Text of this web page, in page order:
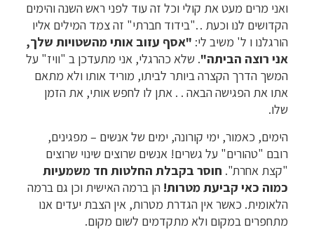
ואני מרים מעט את קולי וכל זה עוד לפני ראש השנה והימים
הקדושים לנו וכעת . ."בידוד חברתי" זה צמד המילים אליו
הורגלנו ו ל' משיב לי: "אסף עזוב אותי מהשטויות שלך,
אני רוצה הביתה". שלא כהרגלי, אני מתעדכן ב "וויז" על
המשך הדרך הקצרה ביותר לביתו, מוריד אותו ולא מתאם
אתו את הפגישה הבאה . . אתן לו לחפש אותי, את הזמן
שלו.
הימים, כאמור, ימי קורונה, ימים של אנשים – מפגינים,
רובם "טהורים" על גשרים! אנשים שרוצים שינוי שרוצים
"קצת אחרת". חוסר בקבלת החלטות חד משמעיות
כמוה כאי קביעת מטרות! הן ברמה האישית וכן גם ברמה
הלאומית. כאשר אין הגדרת מטרות, אין הצבת יעדים אנו
מתחפרים במקום ולא מתקדמים לשום מקום.